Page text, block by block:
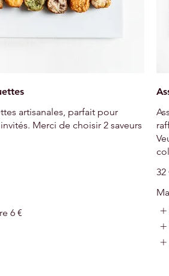
artisanales, parfait pour
Merci de choisir 2 saveurs
6 €
32